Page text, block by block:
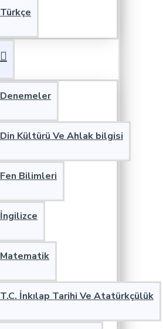
Türkçe
Denemeler
Din Kültürü Ve Ahlak bilgisi
Fen Bilimleri
İngilizce
Matematik
T.C. İnkılap Tarihi Ve Atatürkçülük